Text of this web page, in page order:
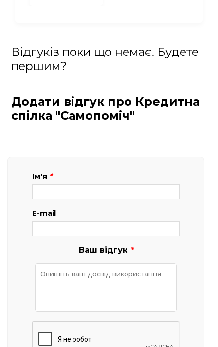
Відгуків поки що немає. Будете
першим?
Додати відгук про Кредитна
спілка "Самопоміч"
Ім'я *
E-mail
Ваш відгук *